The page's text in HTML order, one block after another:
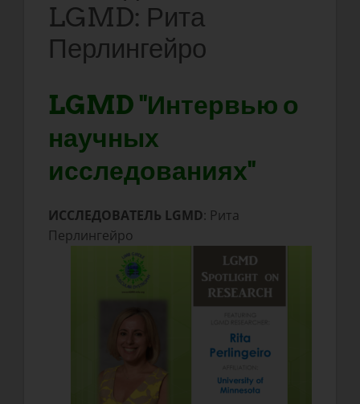
LGMD: Рита
Перлингейро
LGMD "Интервью о
научных
исследованиях"
ИССЛЕДОВАТЕЛЬ LGMD: Рита
Перлингейро